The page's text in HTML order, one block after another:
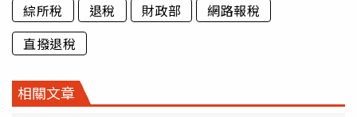
綜所稅 退稅 財政部
網路報稅
直撥退稅
相關文章